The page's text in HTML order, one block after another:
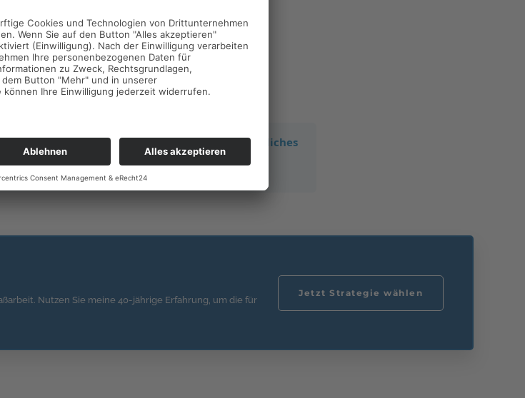
Rente?
Krankheit.Fordern Sie jetzt Ihr unverbindliches
Leistungsdauer an.
Nutzen Sie meine 40-jährige Erfahrung, um die für
Jetzt Strategie wählen